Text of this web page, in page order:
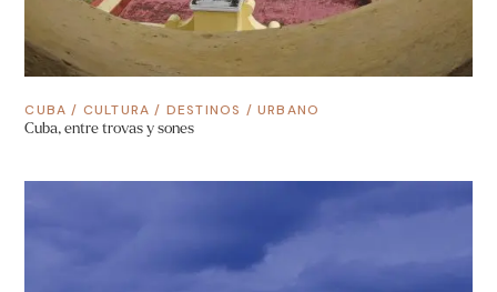
CUBA / CULTURA / DESTINOS /URBANO
Cuba, entre trovas y sones